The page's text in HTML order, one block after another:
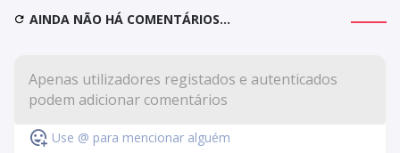
AINDA NÃO HÁ COMENTÁRIOS...
Use @ para mencionar alguém